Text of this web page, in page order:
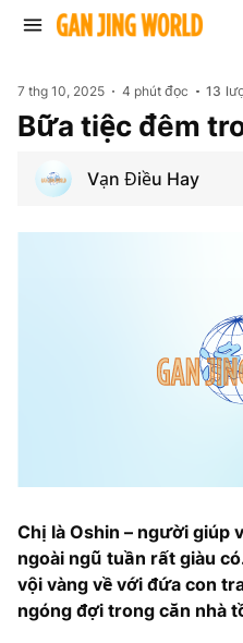
7 thg 10, 2025 4 phút đọc 13
Bữa tiệc đêm
Vạn Điều Hay
Chị là Oshin – người giúp
ngoài ngũ tuần rất giàu
vội vàng về với đứa con
ngóng đợi trong căn nhà